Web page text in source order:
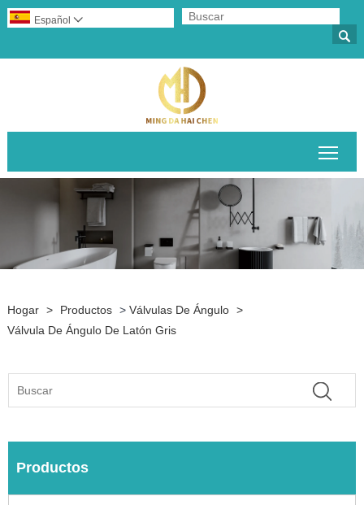

Español 
Hogar > Productos > Válvulas De Ángulo >
Válvula De Ángulo De Latón Gris
Productos